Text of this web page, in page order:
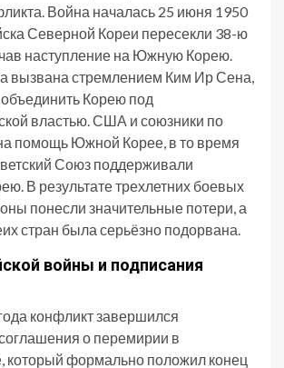
Война началась 25 июня 1950
Северной Кореи пересекли 38-ю
наступление на Южную Корею.
вызвана стремлением Ким Ир Сена,
Корею под
властью. США и союзники по
помощь Южной Корее, в то время
Союз поддерживали
В результате трехлетних боевых
понесли значительные потери, а
стран была серьёзно подорвана.
войны и подписания
конфликт завершился
о перемирии в
формально положил конец